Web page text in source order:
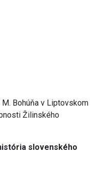
M. Bohúňa v Liptovskom
Žilinského
slovenského